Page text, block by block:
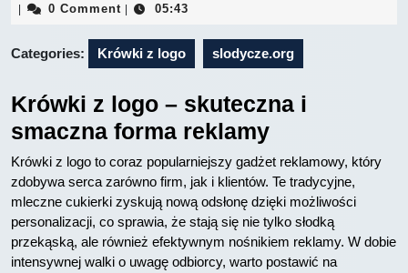
04-
0 Comment 05:43
Categories: Krówki z logo slodycze.org
Krówki z logo – skuteczna i
smaczna forma reklamy
Krówki z logo to coraz popularniejszy gadżet reklamowy, który
zdobywa serca zarówno firm, jak i klientów. Te tradycyjne,
mleczne cukierki zyskują nową odsłonę dzięki możliwości
personalizacji, co sprawia, że stają się nie tylko słodką
przekąską, ale również efektywnym nośnikiem reklamy. W dobie
intensywnej walki o uwagę odbiorcy, warto postawić na